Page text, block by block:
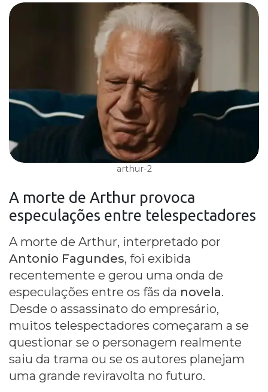
arthur-2
A morte de Arthur provoca
especulações entre telespectadores
A morte de Arthur, interpretado por
Antonio Fagundes, foi exibida
recentemente e gerou uma onda de
especulações entre os fãs da novela.
Desde o assassinato do empresário,
muitos telespectadores começaram a se
questionar se o personagem realmente
saiu da trama ou se os autores planejam
uma grande reviravolta no futuro.